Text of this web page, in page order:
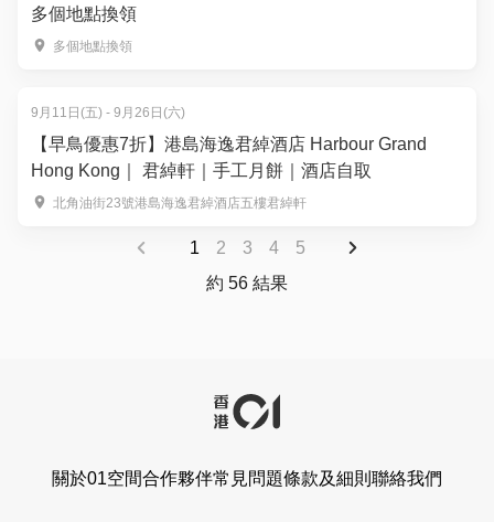
多個地點換領
多個地點換領
9月11日(五) - 9月26日(六)
【早鳥優惠7折】港島海逸君綽酒店 Harbour Grand
Hong Kong｜ 君綽軒｜手工月餅｜酒店自取
北角油街23號港島海逸君綽酒店五樓君綽軒
1 2 3 4
5
約 56 結果
關於01空間合作夥伴常見問題條款及細則 聯絡我們